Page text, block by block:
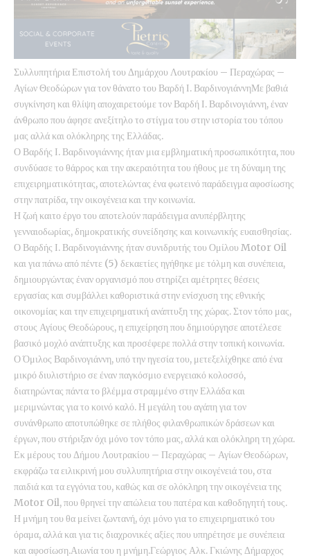
Συλλυπητήρια Επιστολή του Δημάρχου Λουτρακίου – Περαχώρας –
Αγίων Θεοδώρων για τον θάνατο του Βαρδή Ι. ΒαρδινογιάννηΜε βαθιά
συγκίνηση και θλίψη αποχαιρετούμε τον Βαρδή Ι. Βαρδινογιάννη, έναν
άνθρωπο που άφησε ανεξίτηλο το στίγμα του στην ιστορία του τόπου
μας αλλά και ολόκληρης της Ελλάδας.
Ο Βαρδής Ι. Βαρδινογιάννης ήταν μια εμβληματική προσωπικότητα, που
συνδύασε το θάρρος και την ακεραιότητα του ήθους με τη δύναμη της
επιχειρηματικότητας, αποτελώντας ένα φωτεινό παράδειγμα αφοσίωσης
στην πατρίδα, την οικογένεια και την κοινωνία.
Η ζωή καιτο έργο του αποτελούν παράδειγμα ανυπέρβλητης
γενναιοδωρίας, δημοκρατικής συνείδησης και κοινωνικής ευαισθησίας.
Ο Βαρδής Ι. Βαρδινογιάννης ήταν συνιδρυτής του Ομίλου Motor Oil
και για πάνω από πέντε (5) δεκαετίες ηγήθηκε με τόλμη και συνέπεια,
δημιουργώντας έναν οργανισμό που στηρίζει αμέτρητες θέσεις
εργασίας και συμβάλλει καθοριστικά στην ενίσχυση της εθνικής
οικονομίας και την επιχειρηματική ανάπτυξη της χώρας. Στον τόπο μας,
στους Αγίους Θεοδώρους, η επιχείρηση που δημιούργησε αποτέλεσε
βασικό μοχλό ανάπτυξης και προσέφερε πολλά στην τοπική κοινωνία.
Ο Όμιλος Βαρδινογιάννη, υπό την ηγεσία του, μετεξελίχθηκε από ένα
μικρό διυλιστήριο σε έναν παγκόσμιο ενεργειακό κολοσσό,
διατηρώντας πάντα το βλέμμα στραμμένο στην Ελλάδα και
μεριμνώντας για το κοινό καλό. Η μεγάλη του αγάπη για τον
συνάνθρωπο αποτυπώθηκε σε πλήθος φιλανθρωπικών δράσεων και
έργων, που στήριξαν όχι μόνο τον τόπο μας, αλλά και ολόκληρη τη χώρα.
Εκ μέρους του Δήμου Λουτρακίου – Περαχώρας – Αγίων Θεοδώρων,
εκφράζω τα ειλικρινή μου συλλυπητήρια στην οικογένειά του, στα
παιδιά και τα εγγόνια του, καθώς και σε ολόκληρη την οικογένεια της
Motor Oil, που θρηνεί την απώλεια του πατέρα και καθοδηγητή τους.
Η μνήμη του θα μείνει ζωντανή, όχι μόνο για το επιχειρηματικό του
όραμα, αλλά και για τις διαχρονικές αξίες που υπηρέτησε με συνέπεια
και αφοσίωση.Αιωνία του η μνήμη.Γεώργιος Αλκ. Γκιώνης Δήμαρχος